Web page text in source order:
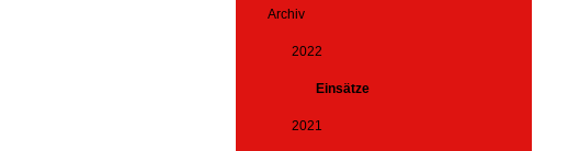
Archiv
2022
Einsätze
2021